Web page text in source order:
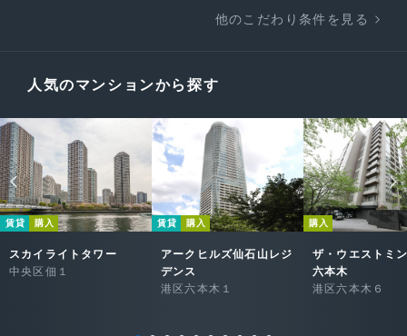
他のこだわり条件を見る
人気のマンションから探す
賃貸 購入
スカイライトタワー
中央区佃１
賃貸 購入
アークヒルズ仙石山レジ
デンス
港区六本木１
購入
ザ・ウエストミ
六本木
港区六本木６